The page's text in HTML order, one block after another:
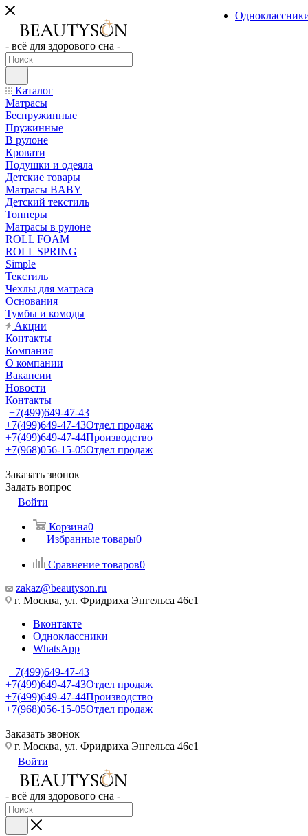
- всё для здорового сна -
Каталог
Матрасы
Беспружинные
Пружинные
В рулоне
Кровати
Подушки и одеяла
Детские товары
Матрасы BABY
Детский текстиль
Топперы
Матрасы в рулоне
ROLL FOAM
ROLL SPRING
Simple
Текстиль
Чехлы для матраса
Основания
Тумбы и комоды
Акции
Контакты
Компания
О компании
Вакансии
Новости
Контакты
+7(499)649-47-43
+7(499)649-47-43Отдел продаж
+7(499)649-47-44Производство
+7(968)056-15-05Отдел продаж
Заказать звонок
Задать вопрос
Войти
Корзина0
Избранные товары0
Сравнение товаров0
zakaz@beautyson.ru
г. Москва, ул. Фридриха Энгельса 46с1
Вконтакте
Одноклассники
WhatsApp
+7(499)649-47-43
+7(499)649-47-43Отдел продаж
+7(499)649-47-44Производство
+7(968)056-15-05Отдел продаж
Заказать звонок
г. Москва, ул. Фридриха Энгельса 46с1
Войти
- всё для здорового сна -